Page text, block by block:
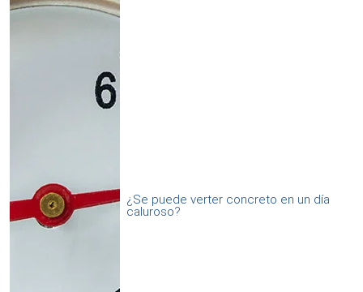
¿Se puede verter concreto en un día
caluroso?